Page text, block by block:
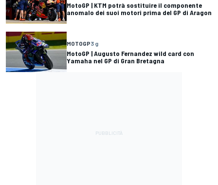
MotoGP | KTM potrà sostituire il componente
anomalo dei suoi motori prima del GP di Aragon
MOTOGP3 g
MotoGP | Augusto Fernandez wild card con
Yamaha nel GP di Gran Bretagna